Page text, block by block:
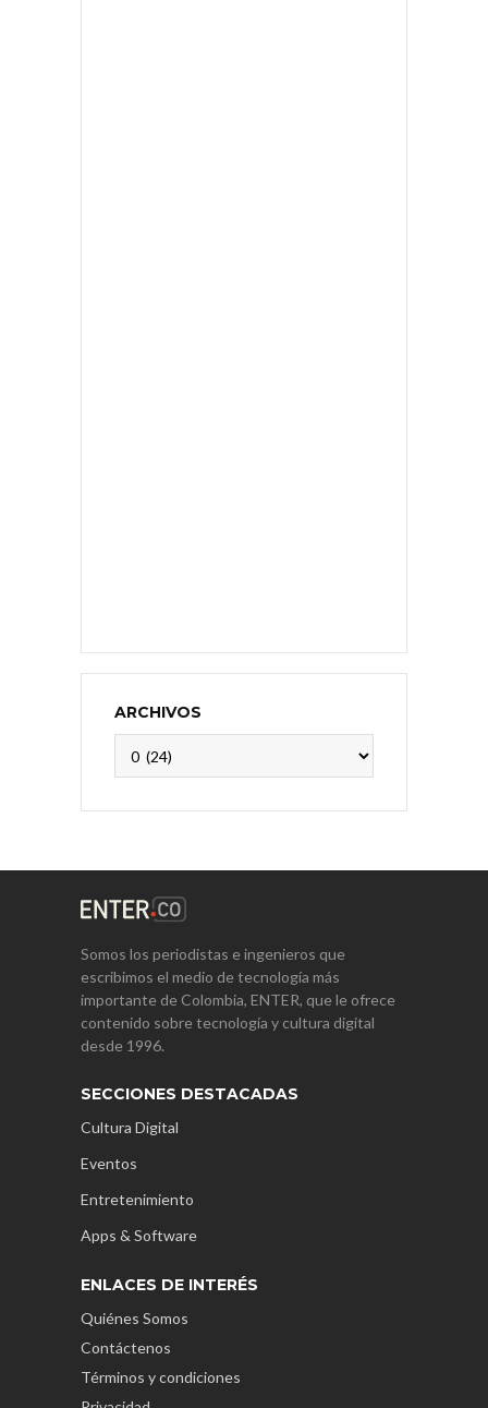
ARCHIVOS
Somos los periodistas e ingenieros que
escribimos el medio de tecnología más
importante de Colombia, ENTER, que le ofrece
contenido sobre tecnología y cultura digital
desde 1996.
SECCIONES DESTACADAS
Cultura Digital
Eventos
Entretenimiento
Apps & Software
ENLACES DE INTERÉS
Quiénes Somos
Contáctenos
Términos y condiciones